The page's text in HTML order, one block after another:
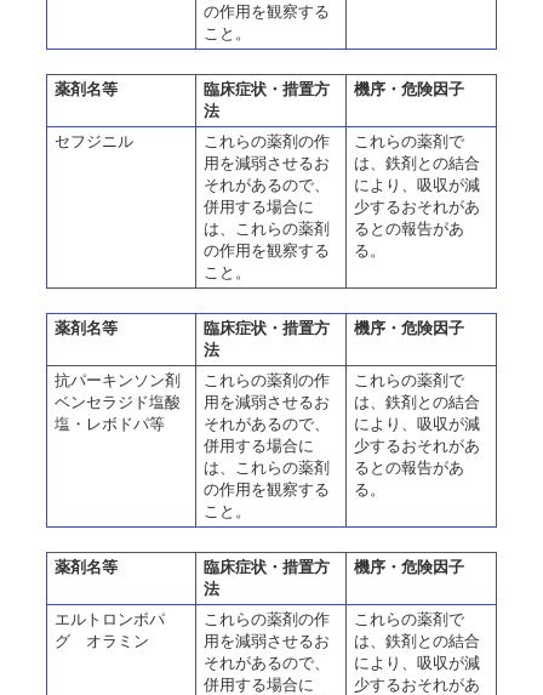
の作用を観察する
こと。
薬剤名等
臨床症状・措置方
法
機序・危険因子
セフジニル
これらの薬剤の作
用を減弱させるお
それがあるので、
併用する場合に
は、これらの薬剤
の作用を観察する
こと。
これらの薬剤で
は、鉄剤との結合
により、吸収が減
少するおそれがあ
るとの報告があ
る。
薬剤名等
臨床症状・措置方
法
機序・危険因子
抗パーキンソン剤
ベンセラジド塩酸
塩・レボドパ等
これらの薬剤の作
用を減弱させるお
それがあるので、
併用する場合に
は、これらの薬剤
の作用を観察する
こと。
これらの薬剤で
は、鉄剤との結合
により、吸収が減
少するおそれがあ
るとの報告があ
る。
薬剤名等
臨床症状・措置方
法
機序・危険因子
エルトロンボパ
グ オラミン
これらの薬剤の作
用を減弱させるお
それがあるので、
併用する場合に
これらの薬剤で
は、鉄剤との結合
により、吸収が減
少するおそれがあ